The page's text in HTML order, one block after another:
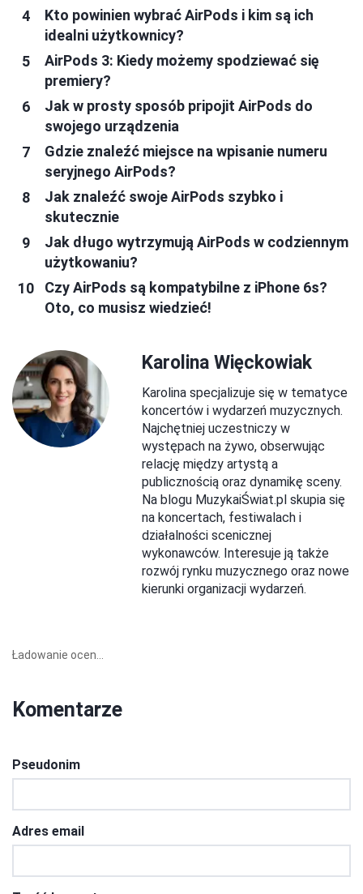
Kto powinien wybrać AirPods i kim są ich
idealni użytkownicy?
AirPods 3: Kiedy możemy spodziewać się
premiery?
Jak w prosty sposób pripojit AirPods do
swojego urządzenia
Gdzie znaleźć miejsce na wpisanie numeru
seryjnego AirPods?
Jak znaleźć swoje AirPods szybko i
skutecznie
Jak długo wytrzymują AirPods w codziennym
użytkowaniu?
Czy AirPods są kompatybilne z iPhone 6s?
Oto, co musisz wiedzieć!
Karolina Więckowiak
Karolina specjalizuje się w tematyce
koncertów i wydarzeń muzycznych.
Najchętniej uczestniczy w
występach na żywo, obserwując
relację między artystą a
publicznością oraz dynamikę sceny.
Na blogu MuzykaiŚwiat.pl skupia się
na koncertach, festiwalach i
działalności scenicznej
wykonawców. Interesuje ją także
rozwój rynku muzycznego oraz nowe
kierunki organizacji wydarzeń.
Ładowanie ocen...
Komentarze
Pseudonim
Adres email